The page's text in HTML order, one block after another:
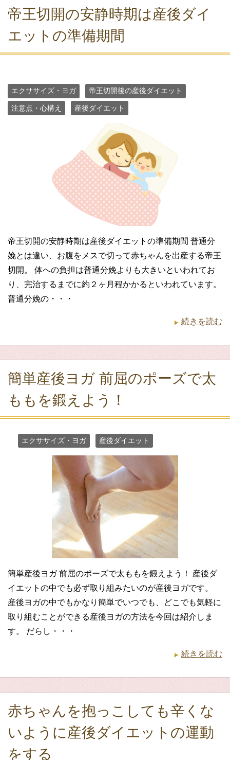
帝王切開の安静時期は産後ダイ
エットの準備期間
エクササイズ・ヨガ 帝王切開後の産後ダイエット
注意点・心構え 産後ダイエット
帝王切開の安静時期は産後ダイエットの準備期間 普通分
娩とは違い、お腹をメスで切って赤ちゃんを出産する帝王
切開。 体への負担は普通分娩よりも大きいといわれてお
り、完治するまでに約２ヶ月程かかるといわれています。
普通分娩の・・・
続きを読む
簡単産後ヨガ 前屈のポーズで太
ももを鍛えよう！
エクササイズ・ヨガ 産後ダイエット
簡単産後ヨガ 前屈のポーズで太ももを鍛えよう！ 産後ダ
イエットの中でも必ず取り組みたいのが産後ヨガです。
産後ヨガの中でもかなり簡単でいつでも、どこでも気軽に
取り組むことができる産後ヨガの方法を今回は紹介しま
す。 だらし・・・
続きを読む
赤ちゃんを抱っこしても辛くな
いように産後ダイエットの運動
をする